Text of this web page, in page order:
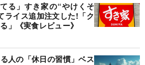
る」すき家の“やけくそ
ライス追加注文した!「ク
」《実食レビュー》
人の「休日の習慣」ベス